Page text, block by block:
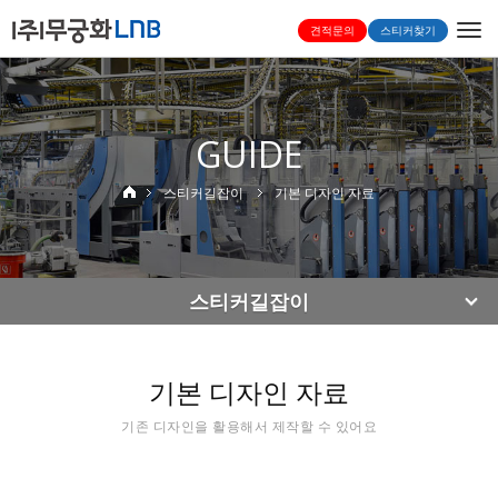
견적문의 스티커찾기
GUIDE
스티커길잡이 기본 디자인 자료
스티커길잡이
기본 디자인 자료
기존 디자인을 활용해서 제작할 수 있어요